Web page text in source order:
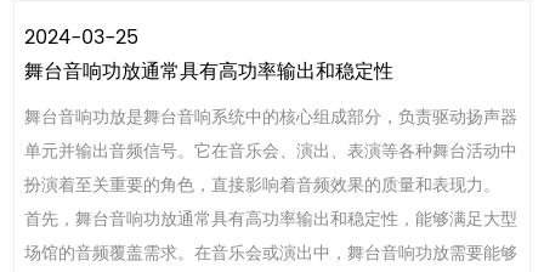
2024-03-25
舞台音响功放通常具有高功率输出和稳定性
舞台音响功放是舞台音响系统中的核心组成部分，负责驱动扬声器
单元并输出音频信号。它在音乐会、演出、表演等各种舞台活动中
扮演着至关重要的角色，直接影响着音频效果的质量和表现力。
首先，舞台音响功放通常具有高功率输出和稳定性，能够满足大型
场馆的音频覆盖需求。在音乐会或演出中，舞台音响功放需要能够